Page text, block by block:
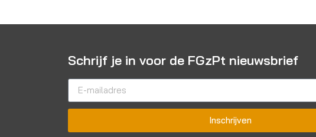
Schrijf je in voor de FGzPt nieuwsbrief
Inschrijven